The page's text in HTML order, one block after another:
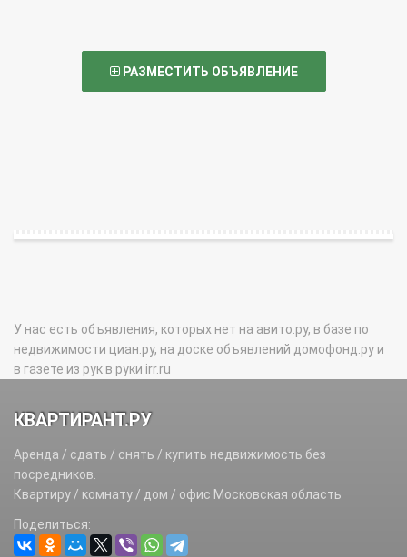
РАЗМЕСТИТЬ ОБЪЯВЛЕНИЕ
У нас есть объявления, которых нет на авито.ру, в базе по
недвижимости циан.ру, на доске объявлений домофонд.ру и
в газете из рук в руки irr.ru
КВАРТИРАНТ.РУ
Аренда / сдать / снять / купить недвижимость без
посредников.
Квартиру / комнату / дом / офис Московская область
Поделиться: